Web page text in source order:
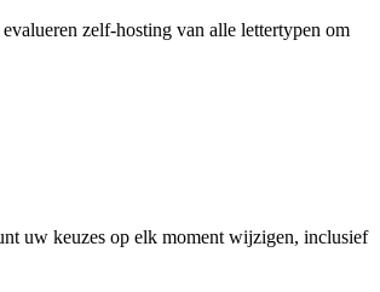
zelf-hosting van alle lettertypen om
uw keuzes op elk moment wijzigen, inclusief